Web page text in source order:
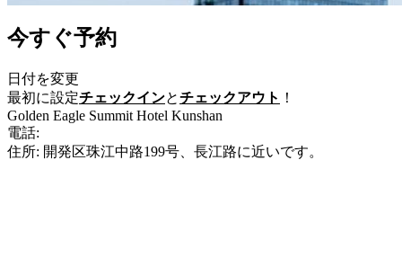
今すぐ予約
日付を変更
最初に設定チェックインとチェックアウト ！
Golden Eagle Summit Hotel Kunshan
電話:
住所: 開発区珠江中路199号、長江路に近いです。